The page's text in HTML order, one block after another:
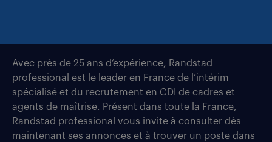
Avec près de 25 ans d’expérience, Randstad
professional est le leader en France de l’intérim
spécialisé et du recrutement en CDI de cadres et
agents de maîtrise. Présent dans toute la France,
Randstad professional vous invite à consulter dès
maintenant ses annonces et à trouver un poste dans